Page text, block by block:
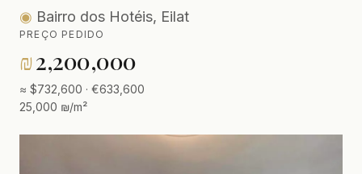
◉ Bairro dos Hotéis, Eilat
PREÇO PEDIDO
₪2,200,000
≈ $732,600 · €633,600
25,000 ₪/m²